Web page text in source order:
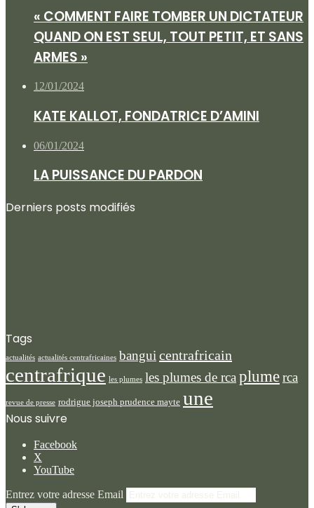
« COMMENT FAIRE TOMBER UN DICTATEUR
QUAND ON EST SEUL, TOUT PETIT, ET SANS
ARMES »
12/01/2024
KATE KALLOT, FONDATRICE D’AMINI
06/01/2024
LA PUISSANCE DU PARDON
Derniers posts modifiés
Tags
actualités actualités centrafricaines bangui centrafricain
centrafrique les plumes les plumes de rca plumerca
revue de presse rodrigue joseph prudence mayte une
Nous suivre
Facebook
X
YouTube
Entrez votre adresse Email